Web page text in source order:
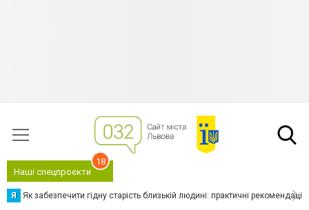
Наші спецпроєкти
18
Я Як забезпечити гідну старість близькій людині: практичні рекомендації